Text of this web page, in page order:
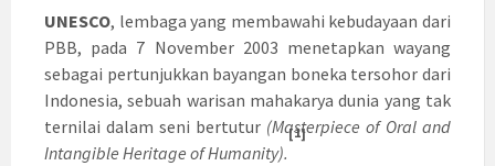
UNESCO, lembaga yang membawahi kebudayaan dari
PBB, pada 7 November 2003 menetapkan wayang
sebagai pertunjukkan bayangan boneka tersohor dari
Indonesia, sebuah warisan mahakarya dunia yang tak
ternilai dalam seni bertutur (Masterpiece of Oral and
Intangible Heritage of Humanity).
[1]